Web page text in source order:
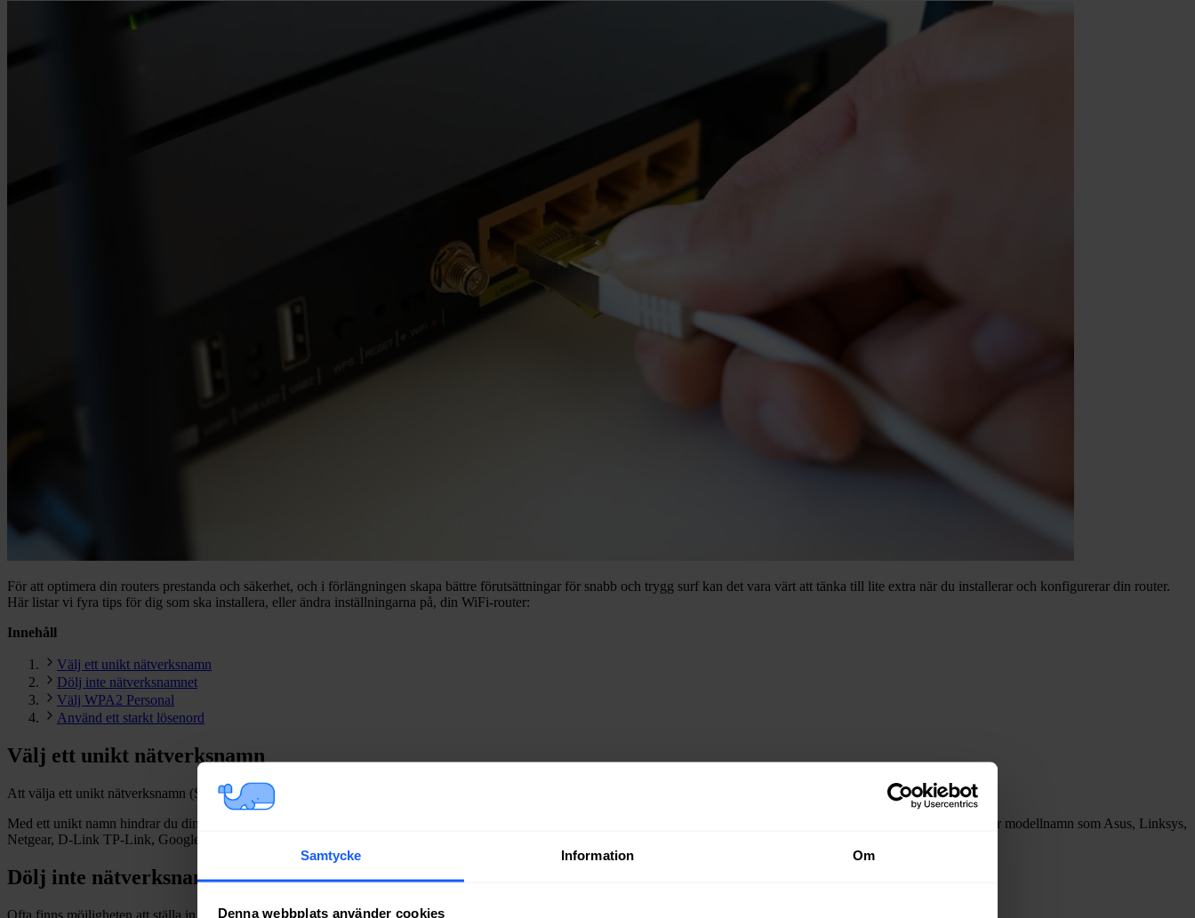
Samtycke Information Om
Denna webbplats använder cookies
För att optimera din routers prestanda och säkerhet, och i förlängningen skapa bättre förutsättningar för snabb och trygg surf kan det vara värt att tänka till lite extra när du installerar och konfigurerar din router.
Här listar vi fyra tips för dig som ska installera, eller ändra inställningarna på, din WiFi-router:
Innehåll
Välj ett unikt nätverksnamn
Dölj inte nätverksnamnet
Välj WPA2 Personal
Använd ett starkt lösenord
Välj ett unikt nätverksnamn
Att välja ett unikt nätverksnamn (SSID) på din routers, eller repeaters, nätverk minskar risken för “konflikter” med andra WiFi-nätverk i närheten (exempelvis grannens WiFi).
Med ett unikt namn hindrar du din dator, eller annan ansluten enhet, att automatiskt återansluta till ett annat (tidigare använt) WiFi-nätverk. Undvik generiska namn som innehåller modellnamn som Asus, Linksys,
Netgear, D-Link TP-Link, Google mesh etc.
Dölj inte nätverksnamnet
Ofta finns möjligheten att ställa in ett dolt nätverksnamn. Dolda nätverk har dock sämre säkerhet vilket i förlängningen kan leda till sämre prestanda och tillförlitlighet i nätverket.